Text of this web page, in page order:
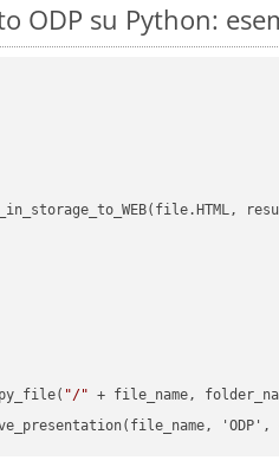
ODP su Python:
"/" + file_name,
'ODP',